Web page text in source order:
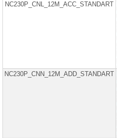
Astra
Платформа
NC230P_CNL_12M_ACC_STANDART
NC230P_CNN_12M_ADD_STANDART